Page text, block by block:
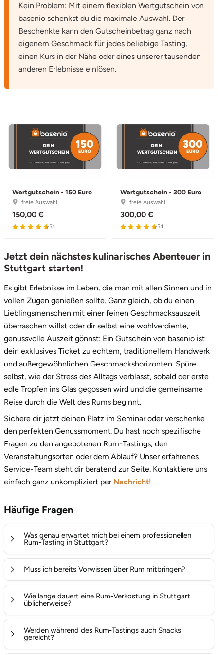
Kein Problem: Mit einem flexiblen Wertgutschein von
basenio schenkst du die maximale Auswahl. Der
Beschenkte kann den Gutscheinbetrag ganz nach
eigenem Geschmack für jedes beliebige Tasting,
einen Kurs in der Nähe oder eines unserer tausenden
anderen Erlebnisse einlösen.
Wertgutschein - 150 Euro
freie Auswahl
150,00 €
54
Wertgutschein - 300 Euro
freie Auswahl
300,00 €
54
Jetzt dein nächstes kulinarisches Abenteuer in
Stuttgart starten!
Es gibt Erlebnisse im Leben, die man mit allen Sinnen und in
vollen Zügen genießen sollte. Ganz gleich, ob du einen
Lieblingsmenschen mit einer feinen Geschmacksauszeit
überraschen willst oder dir selbst eine wohlverdiente,
genussvolle Auszeit gönnst: Ein Gutschein von basenio ist
dein exklusives Ticket zu echtem, traditionellem Handwerk
und außergewöhnlichen Geschmackshorizonten. Spüre
selbst, wie der Stress des Alltags verblasst, sobald der erste
edle Tropfen ins Glas gegossen wird und die gemeinsame
Reise durch die Welt des Rums beginnt.
Sichere dir jetzt deinen Platz im Seminar oder verschenke
den perfekten Genussmoment. Du hast noch spezifische
Fragen zu den angebotenen Rum-Tastings, den
Veranstaltungsorten oder dem Ablauf? Unser erfahrenes
Service-Team steht dir beratend zur Seite. Kontaktiere uns
einfach ganz unkompliziert per Nachricht!
Häufige Fragen
Was genau erwartet mich bei einem professionellen
Rum-Tasting in Stuttgart?
geselliger Abend unter der Leitung eines erfahrenen
zwischen 5 und 6 verschiedene hochwertige Rumsorten
pur im Nosing-Glas verkostet, um die feinen Aromen
unverfälscht kennenzulernen. Dabei erfährst du alles
Wissenswerte über die Rohstoffe, die Fermentation, die
Destillationsstile und die Geheimnisse der Fasslagerung.
Muss ich bereits Vorwissen über Rum mitbringen?
sich an neugierige Genießer ohne Vorkenntnisse, die
einen verständlichen und fundierten Einstieg in die Welt
des Rums suchen. Gleichzeitig kommen auch erfahrene
Kenner voll auf ihre Kosten, da die Experten tiefe
Wie lange dauert eine Rum-Verkostung in Stuttgart
üblicherweise?
Stunden. Dieser zeitliche Rahmen ist ideal, um die
verschiedenen Geschmacksprofile in aller Ruhe zu
Werden während des Rum-Tastings auch Snacks
gereicht?